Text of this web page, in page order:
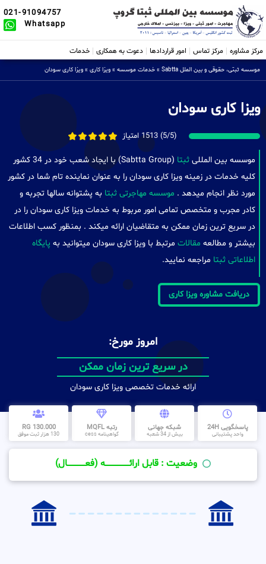
021-91094757
Whatsapp
مرکز مشاوره مرکز تماس امور قراردادها دعوت به همکاری خدمات
موسسه ثبتی، حقوقی و بین الملل Sabtta » خدمات موسسه » ویزا کاری » ویزا کاری سودان
ویزا کاری سودان
(5/5) 1513 امتیاز
موسسه بین المللی ثبتا
(Sabtta Group) با ایجاد شعب خود در 34 کشور
کلیه خدمات در زمینه ویزا کاری سودان را به عنوان نماینده تام شما در کشور
مورد نظر انجام میدهد . موسسه مهاجرتی ثبتا به پشتوانه سالها تجربه و
کادر مجرب و متخصص تمامی امور مربوط به خدمات ویزا کاری سودان را در
در سریع ترین زمان ممکن به متقاضیان ارائه میکند . بمنظور کسب اطلاعات
بیشتر و مطالعه مقالات مرتبط با ویزا کاری سودان میتوانید به پایگاه
اطلاعاتی ثبتا مراجعه نمایید.
دریافت مشاوره ویزا کاری
امروز مورخ:
در سریع ترین زمان ممکن
ارائه خدمات تخصصی ویزا کاری سودان
پاسخگویی 24H
واحد پشتیبانی
شبکه جهانی
بیش از 34 شعبه
رتبه MQFL
گواهینامه cess
130.000 RG
130 هزار ثبت موفق
وضعیت : قابل ارائــــــــــــــــــــه (فعـــــــــــــــال)